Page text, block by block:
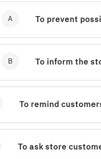
A To prevent
B To inform the
To remind
To ask store